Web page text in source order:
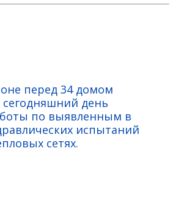
перед 34 домом
сегодняшний день
по выявленным в
испытаний
сетях.